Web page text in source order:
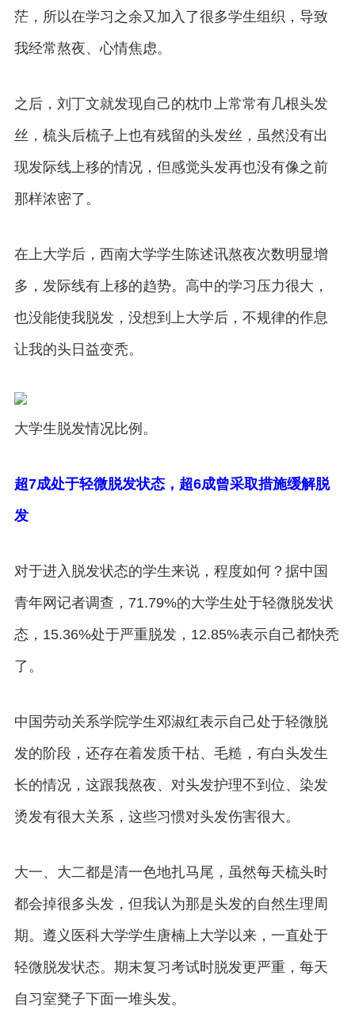
茫，所以在学习之余又加入了很多学生组织，导致
我经常熬夜、心情焦虑。
之后，刘丁文就发现自己的枕巾上常常有几根头发
丝，梳头后梳子上也有残留的头发丝，虽然没有出
现发际线上移的情况，但感觉头发再也没有像之前
那样浓密了。
在上大学后，西南大学学生陈述讯熬夜次数明显增
多，发际线有上移的趋势。高中的学习压力很大，
也没能使我脱发，没想到上大学后，不规律的作息
让我的头日益变秃。
大学生脱发情况比例。
超7成处于轻微脱发状态，超6成曾采取措施缓解脱
发
对于进入脱发状态的学生来说，程度如何？据中国
青年网记者调查，71.79%的大学生处于轻微脱发状
态，15.36%处于严重脱发，12.85%表示自己都快秃
了。
中国劳动关系学院学生邓淑红表示自己处于轻微脱
发的阶段，还存在着发质干枯、毛糙，有白头发生
长的情况，这跟我熬夜、对头发护理不到位、染发
烫发有很大关系，这些习惯对头发伤害很大。
大一、大二都是清一色地扎马尾，虽然每天梳头时
都会掉很多头发，但我认为那是头发的自然生理周
期。遵义医科大学学生唐楠上大学以来，一直处于
轻微脱发状态。期末复习考试时脱发更严重，每天
自习室凳子下面一堆头发。